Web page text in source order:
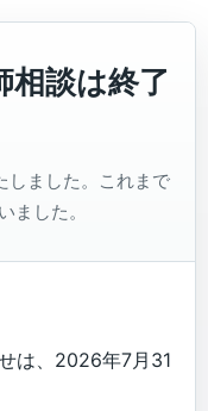
相談は終了
しました。これまで
ました。
は、2026年7月31